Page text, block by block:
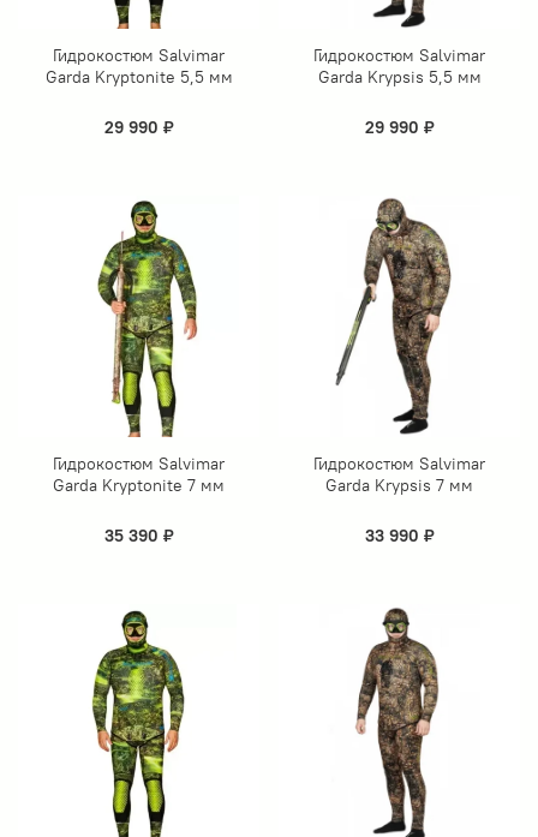
Гидрокостюм Salvimar
Garda Kryptonite 5,5 мм
29 990 ₽
Гидрокостюм Salvimar
Garda Krypsis 5,5 мм
29 990 ₽
Гидрокостюм Salvimar
Garda Kryptonite 7 мм
35 390 ₽
Гидрокостюм Salvimar
Garda Krypsis 7 мм
33 990 ₽